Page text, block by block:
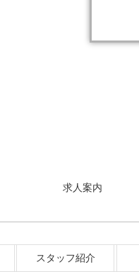
求人案内
スタッフ紹介